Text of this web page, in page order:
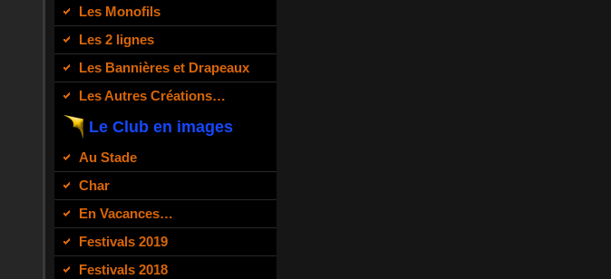
Les Monofils
Les 2 lignes
Les Bannières et Drapeaux
Les Autres Créations…
Le Club en images
Au Stade
Char
En Vacances…
Festivals 2019
Festivals 2018